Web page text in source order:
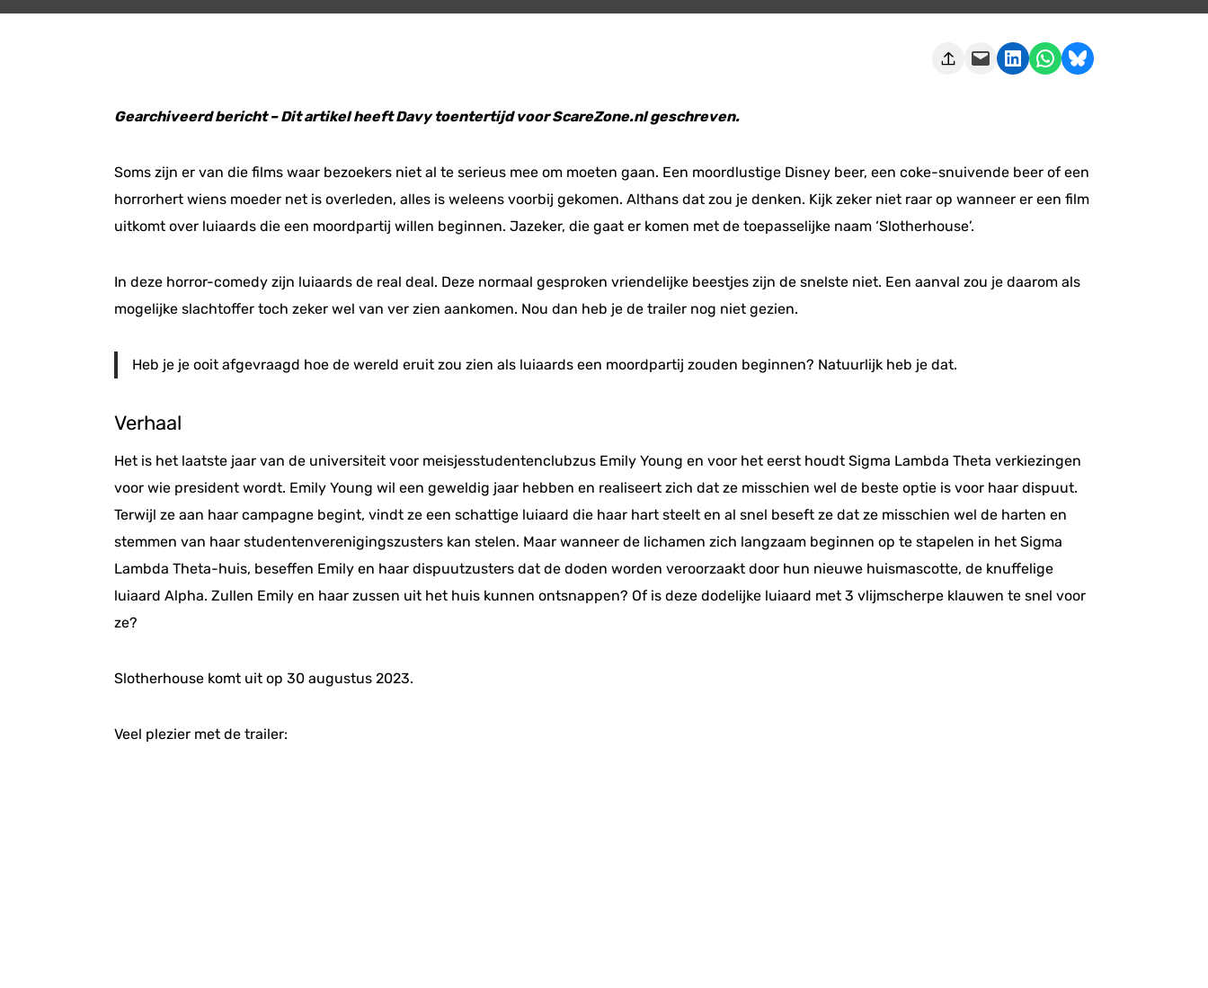
Deze pagina e-mailen Delen op LinkedIn Delen via WhatsApp Share on Bluesky
Gearchiveerd bericht – Dit artikel heeft Davy toentertijd voor ScareZone.nl geschreven.
Soms zijn er van die films waar bezoekers niet al te serieus mee om moeten gaan. Een moordlustige Disney beer, een coke-snuivende beer of een
horrorhert wiens moeder net is overleden, alles is weleens voorbij gekomen. Althans dat zou je denken. Kijk zeker niet raar op wanneer er een film
uitkomt over luiaards die een moordpartij willen beginnen. Jazeker, die gaat er komen met de toepasselijke naam ‘Slotherhouse’.
In deze horror-comedy zijn luiaards de real deal. Deze normaal gesproken vriendelijke beestjes zijn de snelste niet. Een aanval zou je daarom als
mogelijke slachtoffer toch zeker wel van ver zien aankomen. Nou dan heb je de trailer nog niet gezien.
Heb je je ooit afgevraagd hoe de wereld eruit zou zien als luiaards een moordpartij zouden beginnen? Natuurlijk heb je dat.
Verhaal
Het is het laatste jaar van de universiteit voor meisjesstudentenclubzus Emily Young en voor het eerst houdt Sigma Lambda Theta verkiezingen
voor wie president wordt. Emily Young wil een geweldig jaar hebben en realiseert zich dat ze misschien wel de beste optie is voor haar dispuut.
Terwijl ze aan haar campagne begint, vindt ze een schattige luiaard die haar hart steelt en al snel beseft ze dat ze misschien wel de harten en
stemmen van haar studentenverenigingszusters kan stelen. Maar wanneer de lichamen zich langzaam beginnen op te stapelen in het Sigma
Lambda Theta-huis, beseffen Emily en haar dispuutzusters dat de doden worden veroorzaakt door hun nieuwe huismascotte, de knuffelige
luiaard Alpha. Zullen Emily en haar zussen uit het huis kunnen ontsnappen? Of is deze dodelijke luiaard met 3 vlijmscherpe klauwen te snel voor
ze?
Slotherhouse komt uit op 30 augustus 2023.
Veel plezier met de trailer: